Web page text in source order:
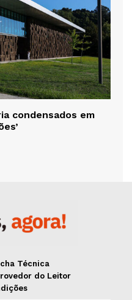
condensados em
Técnica
do Leitor